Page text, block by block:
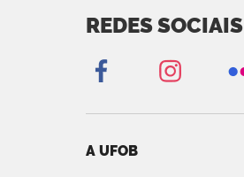
REDES SOCIAIS
A UFOB